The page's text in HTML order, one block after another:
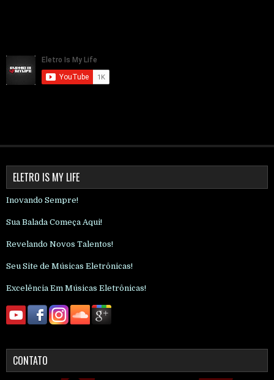
ELETRO IS MY LIFE
Inovando Sempre!
Sua Balada Começa Aqui!
Revelando Novos Talentos!
Seu Site de Músicas Eletrônicas!
Excelência Em Músicas Eletrônicas!
CONTATO